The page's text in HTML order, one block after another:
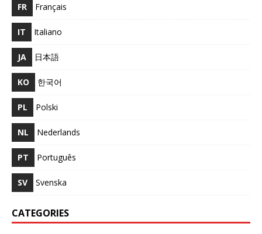
FR Français
IT Italiano
JA 日本語
KO 한국어
PL Polski
NL Nederlands
PT Português
SV Svenska
CATEGORIES